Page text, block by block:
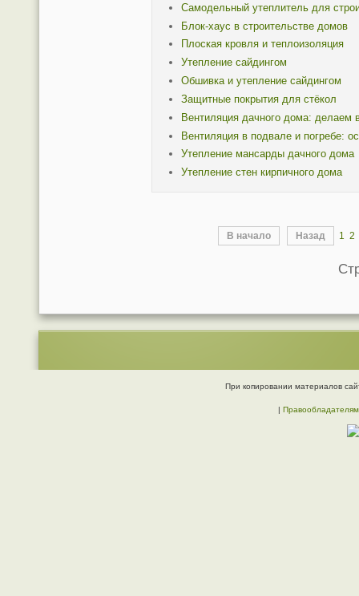
Самодельный утеплитель для
Блок-хаус в строительстве домов
Плоская кровля и теплоизоляция
Утепление сайдингом
Обшивка и утепление сайдингом
Защитные покрытия для стёкол
Вентиляция дачного дома: делаем
Вентиляция в подвале и погребе:
Утепление мансарды дачного дома
Утепление стен кирпичного дома
В начало Назад 1 2
При копировании материалов
| Правообладателям